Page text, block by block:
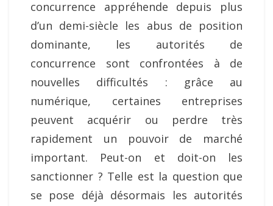
concurrence appréhende depuis plus
d’un demi-siècle les abus de position
dominante, les autorités de
concurrence sont confrontées à de
nouvelles difficultés : grâce au
numérique, certaines entreprises
peuvent acquérir ou perdre très
rapidement un pouvoir de marché
important. Peut-on et doit-on les
sanctionner ? Telle est la question que
se pose déjà désormais les autorités